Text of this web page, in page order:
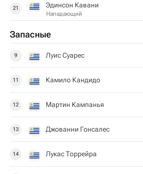
21 Эдинсон Кавани
Нападающий
Запасные
9 Луис Суарес
11 Камило Кандидо
12 Мартин Кампанья
13 Джованни Гонсалес
14 Лукас Торрейра